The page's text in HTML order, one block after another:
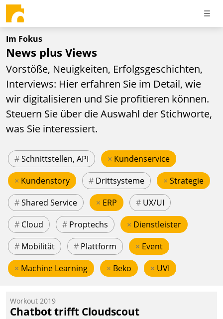
Im Fokus
News plus Views
Vorstöße, Neuigkeiten, Erfolgsgeschichten,
Interviews: Hier erfahren Sie im Detail, wie
wir digitalisieren und Sie profitieren können.
Steuern Sie über die Auswahl der Stichworte,
was Sie interessiert.
#Schnittstellen, API × Kundenservice
× Kundenstory # Drittsysteme × Strategie
#Shared Service × ERP # UX/UI
# Cloud # Proptechs × Dienstleister
# Mobilität # Plattform × Event
× Machine Learning × Beko × UVI
Workout 2019
Chatbot trifft Cloudscout